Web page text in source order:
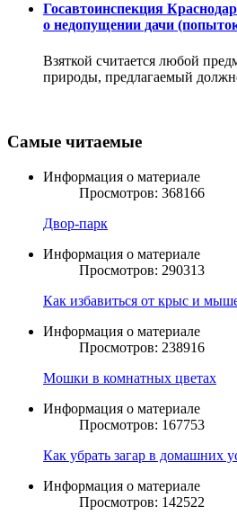
Госавтоинспекция
о недопущении дачи
Взяткой считается любой
природы, предлагаемый
Самые читаемые
Информация о материале
Просмотров: 368166
Двор-парк
Информация о материале
Просмотров: 290313
Как избавиться от крыс и
Информация о материале
Просмотров: 238916
Мошки в комнатных цветах
Информация о материале
Просмотров: 167753
Как убрать загар в домашних
Информация о материале
Просмотров: 142522